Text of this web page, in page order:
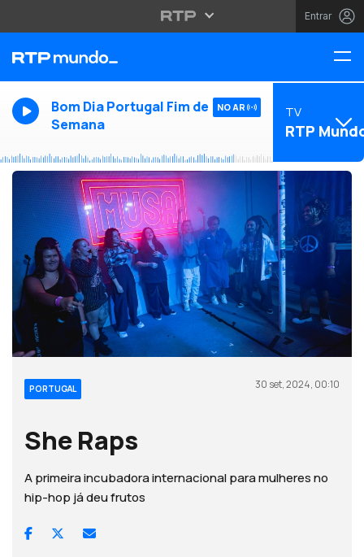
Entrar
Bom Dia Portugal Fim de
Semana
NO AR TV
RTP
PORTUGAL 30 set, 2024, 00:10
She Raps
A primeira incubadora internacional para mulheres no
hip-hop já deu frutos